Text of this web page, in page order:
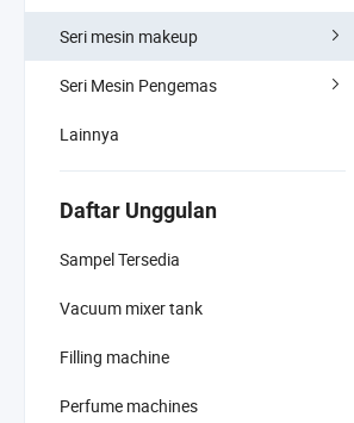
Seri mesin makeup
Seri Mesin Pengemas
Lainnya
Daftar Unggulan
Sampel Tersedia
Vacuum mixer tank
Filling machine
Perfume machines